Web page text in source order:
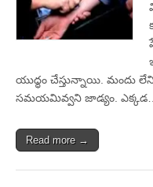
యుధ్ధం చేస్తున్నాయి. మందు
సమయమివ్వని జాడ్యం. ఎక్కడ…
Read more →